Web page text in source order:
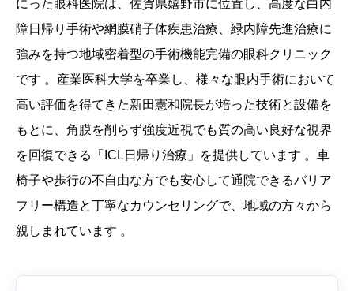
にった眼科医院は、佐賀県嬉野市に位置し、高度な白内
障日帰り手術や網膜硝子体疾患治療、緑内障先進治療に
強みを持つ地域密着型の手術機能完備の眼科クリニック
です 。産業医科大学を卒業し、様々な眼内手術において
高い評価を得てきた新田憲和院長が培った技術と設備を
もとに、角膜を削らず強度近視でも質の高い良好な視界
を回復できる「ICL日帰り治療」を提供しています 。車
椅子や歩行の不自由な方でも安心して通院できるバリア
フリー構造と丁寧なカウンセリングで、地域の方々から
親しまれています 。